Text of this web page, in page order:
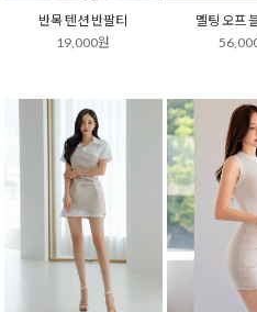
반목 텐션 반팔티
19,000원
멜팅 오프